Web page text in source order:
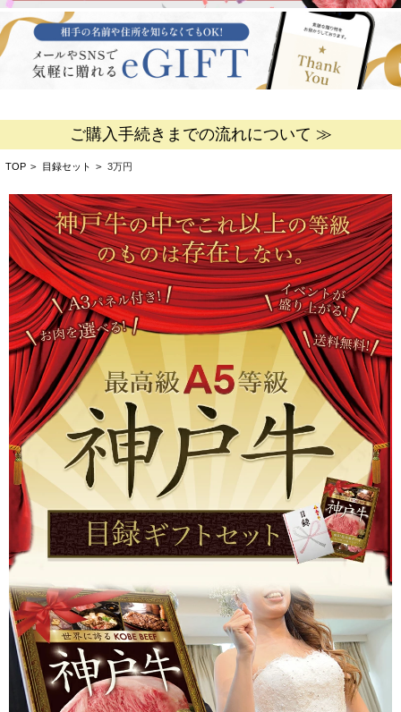
ご購入手続きまでの流れについて ≫
TOP > 目録セット > 3万円